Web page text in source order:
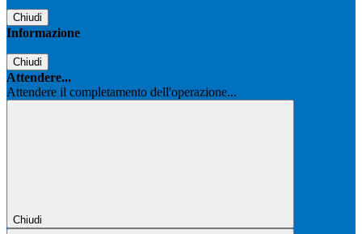
Chiudi
Informazione
Chiudi
Attendere...
Attendere il completamento dell'operazione...
Chiudi